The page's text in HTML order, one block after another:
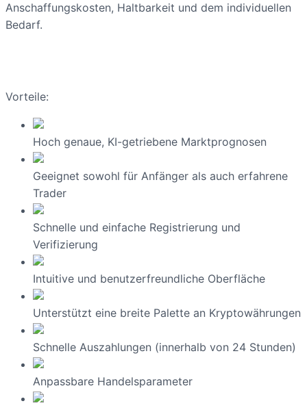
Anschaffungskosten, Haltbarkeit und dem individuellen
Bedarf.
Vorteile:
Hoch genaue, KI-getriebene Marktprognosen
Geeignet sowohl für Anfänger als auch erfahrene
Trader
Schnelle und einfache Registrierung und
Verifizierung
Intuitive und benutzerfreundliche Oberfläche
Unterstützt eine breite Palette an Kryptowährungen
Schnelle Auszahlungen (innerhalb von 24 Stunden)
Anpassbare Handelsparameter